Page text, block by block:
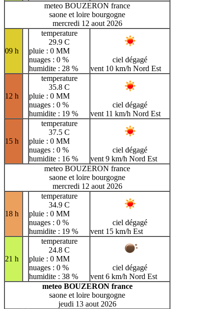
meteo BOUZERON france
saone et loire bourgogne
mercredi 12 aout 2026
09 h
temperature
29.9 C
pluie : 0 MM
nuages : 0 %
humidite : 28 %
ciel dégagé
vent 10 km/h Nord Est
12 h
temperature
35.8 C
pluie : 0 MM
nuages : 0 %
humidite : 19 %
ciel dégagé
vent 11 km/h Nord Est
15 h
temperature
37.5 C
pluie : 0 MM
nuages : 0 %
humidite : 16 %
ciel dégagé
vent 9 km/h Nord Est
meteo BOUZERON france
saone et loire bourgogne
mercredi 12 aout 2026
18 h
temperature
34.9 C
pluie : 0 MM
nuages : 0 %
humidite : 19 %
ciel dégagé
vent 15 km/h Est
21 h
temperature
24.8 C
pluie : 0 MM
nuages : 0 %
humidite : 38 %
ciel dégagé
vent 6 km/h Nord Est
meteo BOUZERON france
saone et loire bourgogne
jeudi 13 aout 2026